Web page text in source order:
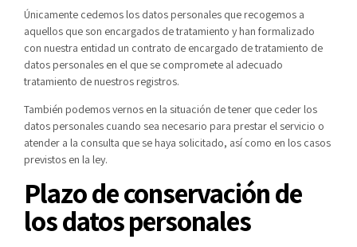
Únicamente cedemos los datos personales que recogemos a
aquellos que son encargados de tratamiento y han formalizado
con nuestra entidad un contrato de encargado de tratamiento de
datos personales en el que se compromete al adecuado
tratamiento de nuestros registros.
También podemos vernos en la situación de tener que ceder los
datos personales cuando sea necesario para prestar el servicio o
atender a la consulta que se haya solicitado, así como en los casos
previstos en la ley.
Plazo de conservación de
los datos personales